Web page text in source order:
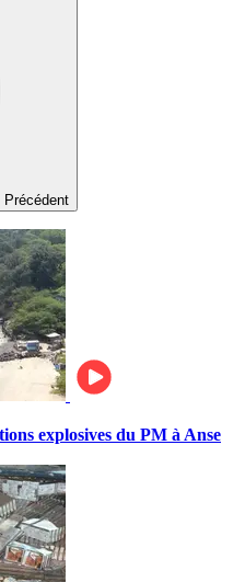
Précédent
explosives du PM à Anse